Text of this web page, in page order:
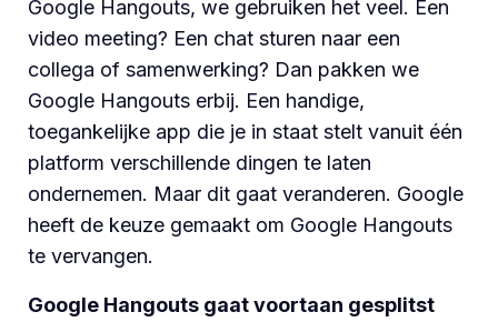
Google Hangouts, we gebruiken het veel. Een
video meeting? Een chat sturen naar een
collega of samenwerking? Dan pakken we
Google Hangouts erbij. Een handige,
toegankelijke app die je in staat stelt vanuit één
platform verschillende dingen te laten
ondernemen. Maar dit gaat veranderen. Google
heeft de keuze gemaakt om Google Hangouts
te vervangen.
Google Hangouts gaat voortaan gesplitst